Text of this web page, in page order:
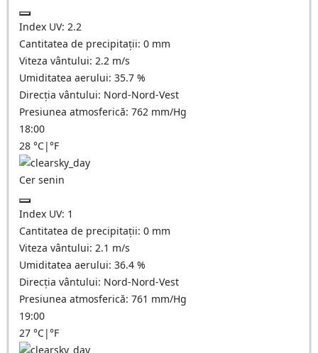
Index UV: 2.2
Cantitatea de precipitații: 0 mm
Viteza vântului: 2.2 m/s
Umiditatea aerului: 35.7 %
Direcția vântului: Nord-Nord-Vest
Presiunea atmosferică: 762 mm/Hg
18:00
28 °C|°F
Cer senin
Index UV: 1
Cantitatea de precipitații: 0 mm
Viteza vântului: 2.1 m/s
Umiditatea aerului: 36.4 %
Direcția vântului: Nord-Nord-Vest
Presiunea atmosferică: 761 mm/Hg
19:00
27 °C|°F